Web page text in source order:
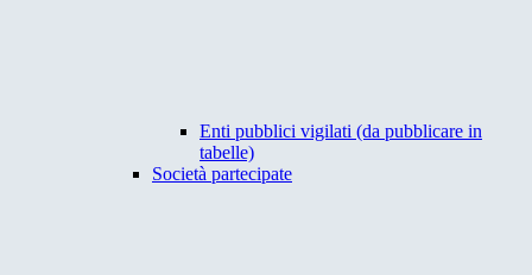
Enti pubblici vigilati (da pubblicare in
tabelle)
Società partecipate